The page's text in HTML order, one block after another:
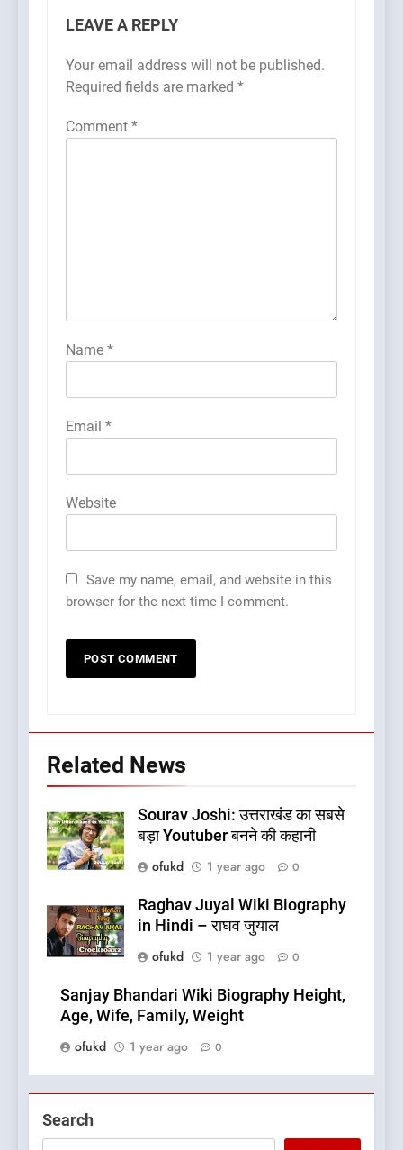
LEAVE A REPLY
Your email address will not be published.
Required fields are marked *
Comment *
Name *
Email *
Website
Save my name, email, and website in this
browser for the next time I comment.
Related News
Sourav Joshi: उत्तराखंड का सबसे
बड़ा Youtuber बनने की कहानी
ofukd
1 year ago 0
Raghav Juyal Wiki Biography
in Hindi – राघव जुयाल
ofukd
1 year ago 0
Sanjay Bhandari Wiki Biography Height,
Age, Wife, Family, Weight
ofukd
1 year ago 0
Search